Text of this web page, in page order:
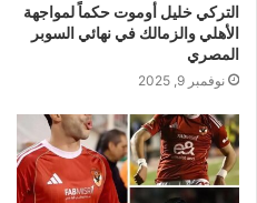
التركي خليل أوموت حكماً لمواجهة
الأهلي والزمالك في نهائي السوبر
المصري
نوفمبر 9, 2025